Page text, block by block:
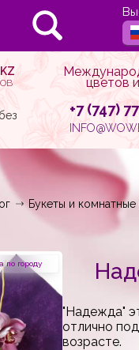
цветов
+7 (747)
Букеты и комнатные
по городу
"Надежда"
отлично
возрасте.